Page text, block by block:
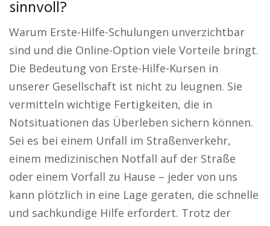
sinnvoll?
Warum Erste-Hilfe-Schulungen unverzichtbar
sind und die Online-Option viele Vorteile bringt.
Die Bedeutung von Erste-Hilfe-Kursen in
unserer Gesellschaft ist nicht zu leugnen. Sie
vermitteln wichtige Fertigkeiten, die in
Notsituationen das Überleben sichern können.
Sei es bei einem Unfall im Straßenverkehr,
einem medizinischen Notfall auf der Straße
oder einem Vorfall zu Hause – jeder von uns
kann plötzlich in eine Lage geraten, die schnelle
und sachkundige Hilfe erfordert. Trotz der